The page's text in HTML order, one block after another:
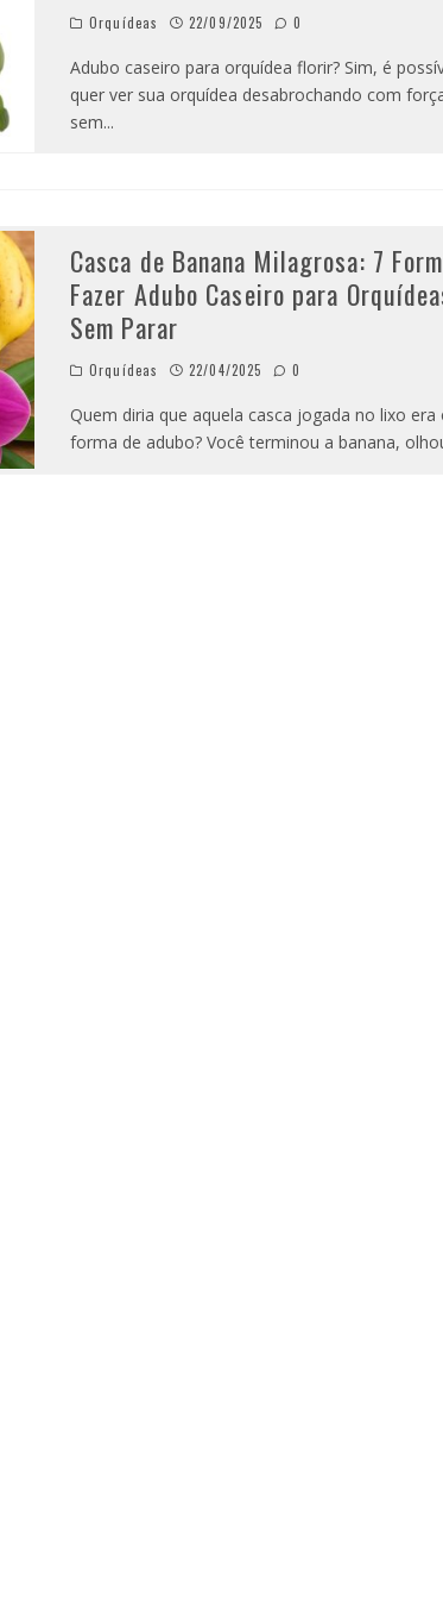
Orquídeas 22/09/2025 0
Adubo caseiro para orquídea florir? Sim, é
quer ver sua orquídea desabrochando com
sem...
Casca de Banana Milagrosa: 7
Fazer Adubo Caseiro para
Sem Parar
Orquídeas 22/04/2025 0
Quem diria que aquela casca jogada no lixo era
forma de adubo? Você terminou a banana,